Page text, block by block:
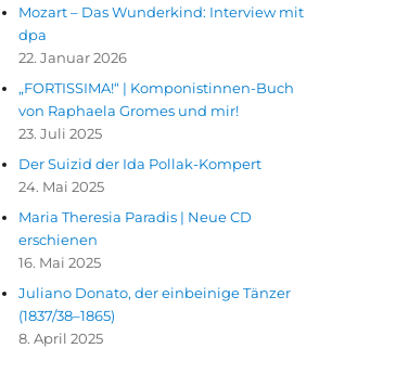
Mozart – Das Wunderkind: Interview mit
dpa
22. Januar 2026
„FORTISSIMA!“ | Komponistinnen-Buch
von Raphaela Gromes und mir!
23. Juli 2025
Der Suizid der Ida Pollak-Kompert
24. Mai 2025
Maria Theresia Paradis | Neue CD
erschienen
16. Mai 2025
Juliano Donato, der einbeinige Tänzer
(1837/38–1865)
8. April 2025